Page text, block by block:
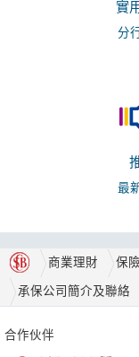
實
分
最
商業理財 保險
承保公司簡介及聯絡
合作伙伴